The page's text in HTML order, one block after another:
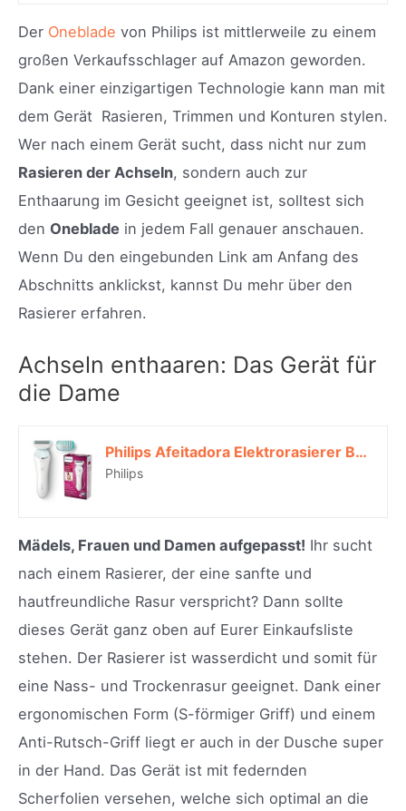
Der Oneblade von Philips ist mittlerweile zu einem
großen Verkaufsschlager auf Amazon geworden.
Dank einer einzigartigen Technologie kann man mit
dem Gerät Rasieren, Trimmen und Konturen stylen.
Wer nach einem Gerät sucht, dass nicht nur zum
Rasieren der Achseln, sondern auch zur
Enthaarung im Gesicht geeignet ist, solltest sich
den Oneblade in jedem Fall genauer anschauen.
Wenn Du den eingebunden Link am Anfang des
Abschnitts anklickst, kannst Du mehr über den
Rasierer erfahren.
Achseln enthaaren: Das Gerät für
die Dame
Philips Afeitadora Elektrorasierer Brl130/00, Blau*
Philips
Mädels, Frauen und Damen aufgepasst! Ihr sucht
nach einem Rasierer, der eine sanfte und
hautfreundliche Rasur verspricht? Dann sollte
dieses Gerät ganz oben auf Eurer Einkaufsliste
stehen. Der Rasierer ist wasserdicht und somit für
eine Nass- und Trockenrasur geeignet. Dank einer
ergonomischen Form (S-förmiger Griff) und einem
Anti-Rutsch-Griff liegt er auch in der Dusche super
in der Hand. Das Gerät ist mit federnden
Scherfolien versehen, welche sich optimal an die